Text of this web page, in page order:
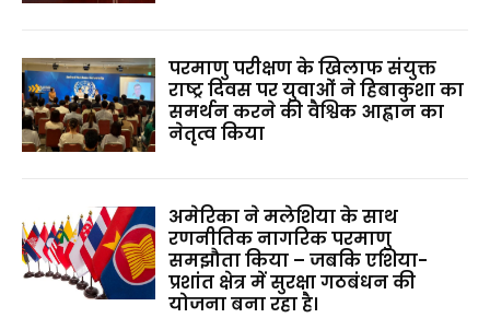
परमाणु परीक्षण के खिलाफ संयुक्त
राष्ट्र दिवस पर युवाओं ने हिबाकुशा का
समर्थन करने की वैश्विक आह्वान का
नेतृत्व किया
अमेरिका ने मलेशिया के साथ
रणनीतिक नागरिक परमाणु
समझौता किया – जबकि एशिया-
प्रशांत क्षेत्र में सुरक्षा गठबंधन की
योजना बना रहा है।